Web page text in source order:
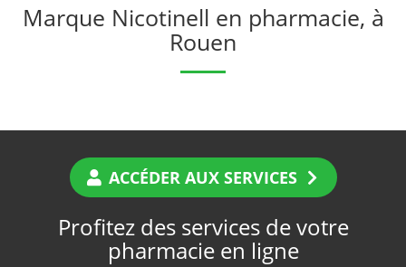
Marque Nicotinell en pharmacie, à
Rouen
ACCÉDER AUX SERVICES
Profitez des services de votre
pharmacie en ligne